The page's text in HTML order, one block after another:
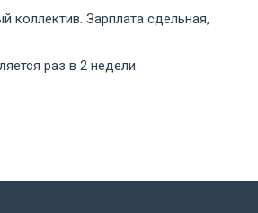
коллектив. Зарплата сдельная,
раз в 2 недели